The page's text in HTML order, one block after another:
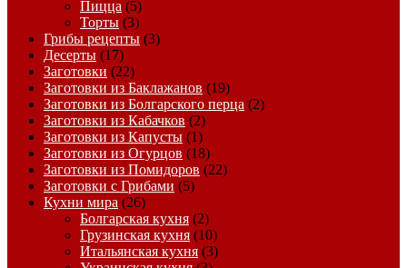
Пицца (5)
Торты (3)
Грибы рецепты (3)
Десерты (17)
Заготовки (22)
Заготовки из Баклажанов (19)
Заготовки из Болгарского перца (2)
Заготовки из Кабачков (2)
Заготовки из Капусты (1)
Заготовки из Огурцов (18)
Заготовки из Помидоров (22)
Заготовки с Грибами (5)
Кухни мира (26)
Болгарская кухня (2)
Грузинская кухня (10)
Итальянская кухня (3)